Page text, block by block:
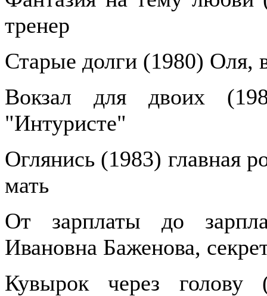
тренер
Старые долги (1980) Оля,
Вокзал для двоих
"Интуристе"
Оглянись (1983) главная
мать
От зарплаты до
Ивановна Баженова,
Кувырок через голову